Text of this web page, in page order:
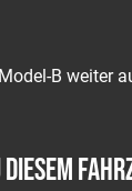
B weiter